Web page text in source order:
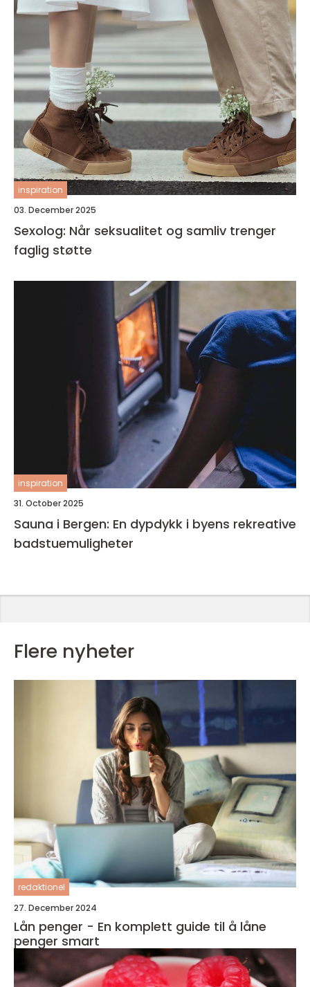
inspiration
03. December 2025
Sexolog: Når seksualitet og samliv trenger
faglig støtte
inspiration
31. October 2025
Sauna i Bergen: En dypdykk i byens rekreative
badstuemuligheter
Flere nyheter
redaktionel
27. December 2024
Lån penger - En komplett guide til å låne
penger smart